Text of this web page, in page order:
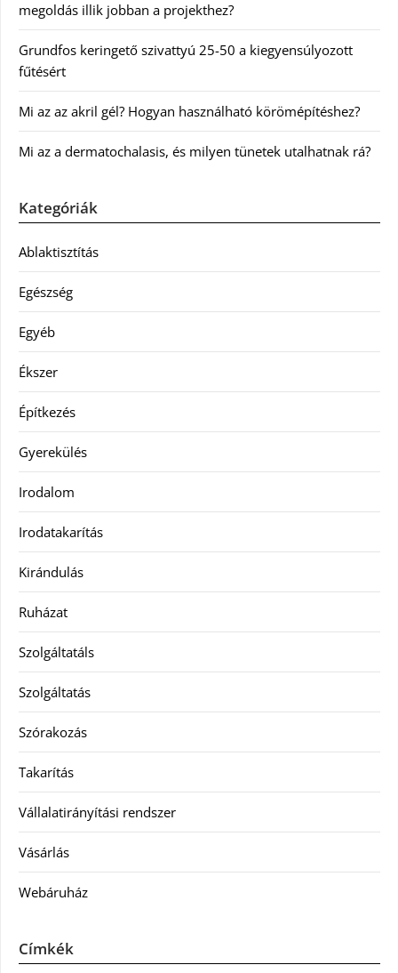
megoldás illik jobban a projekthez?
Grundfos keringető szivattyú 25-50 a kiegyensúlyozott
fűtésért
Mi az az akril gél? Hogyan használható körömépítéshez?
Mi az a dermatochalasis, és milyen tünetek utalhatnak rá?
Kategóriák
Ablaktisztítás
Egészség
Egyéb
Ékszer
Építkezés
Gyerekülés
Irodalom
Irodatakarítás
Kirándulás
Ruházat
Szolgáltatáls
Szolgáltatás
Szórakozás
Takarítás
Vállalatirányítási rendszer
Vásárlás
Webáruház
Címkék